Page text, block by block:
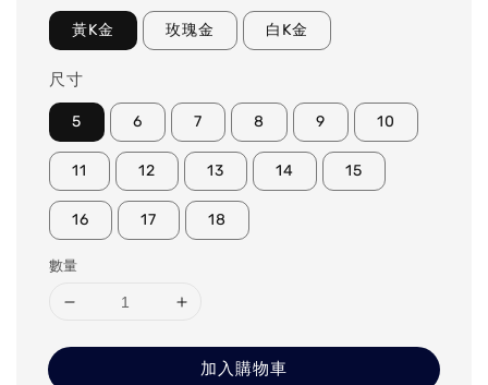
黃K金 玫瑰金 白K金
尺寸
5 6 7 8 9 10
11 12 13 14 15
16 17 18
數量
加入購物車